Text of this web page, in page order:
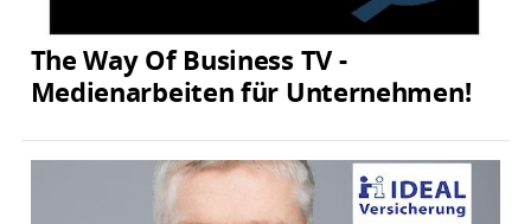
The Way Of Business TV -
Medienarbeiten für Unternehmen!